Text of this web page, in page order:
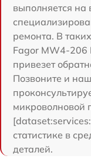
выполняется на
ремонта. В
Fagor MW4-206
привезет
Позвоните и
микроволновой
статистике в
деталей.